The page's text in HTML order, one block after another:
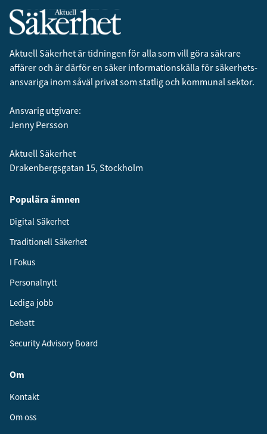
Aktuell Säkerhet är tidningen för alla som vill göra säkrare
affärer och är därför en säker informationskälla för säkerhets­
ansvariga inom såväl privat som statlig och kommunal sektor.
Ansvarig utgivare:
Jenny Persson
Aktuell Säkerhet
Drakenbergsgatan 15, Stockholm
Populära ämnen
Digital Säkerhet
Traditionell Säkerhet
I Fokus
Personalnytt
Lediga jobb
Debatt
Security Advisory Board
Om
Kontakt
Om oss